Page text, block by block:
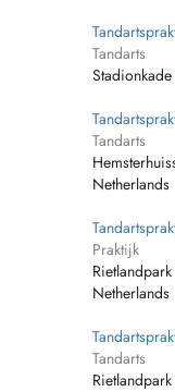
Tandarts
Tandarts
Netherlands
Praktijk
Netherlands
Tandarts